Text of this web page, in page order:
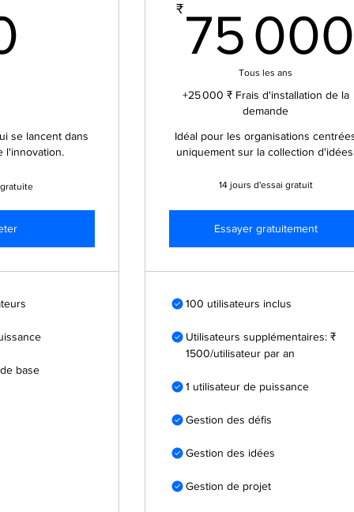
se lancent dans
l'innovation.
base
₹ 75
Tous les ans
+25 000 ₹ Frais d'installation de la
demande
Idéal pour les organisations
uniquement sur la collection
14 jours d'essai gratuit
Essayer gratuitement
100 utilisateurs inclus
Utilisateurs supplémentaires: ₹
1500/utilisateur par an
1 utilisateur de puissance
Gestion des défis
Gestion des idées
Gestion de projet